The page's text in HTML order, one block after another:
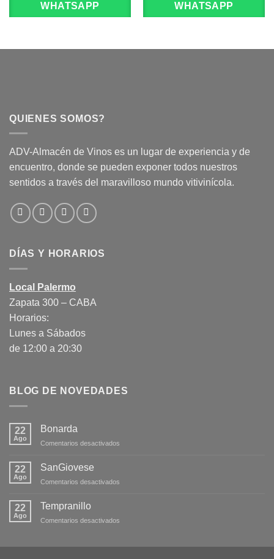
WHATSAPP WHATSAPP
QUIENES SOMOS?
ADV-Almacén de Vinos es un lugar de experiencia y de
encuentro, donde se pueden exponer todos nuestros
sentidos a través del maravilloso mundo vitivinícola.
DÍAS Y HORARIOS
Local Palermo
Zapata 300 – CABA
Horarios:
Lunes a Sábados
de 12:00 a 20:30
BLOG DE NOVEDADES
22
Ago
Bonarda
Comentarios desactivados
22
Ago
SanGiovese
Comentarios desactivados
22
Ago
Tempranillo
Comentarios desactivados